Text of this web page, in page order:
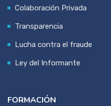
Colaboración Privada
Transparencia
Lucha contra el fraude
Ley del Informante
FORMACIÓN